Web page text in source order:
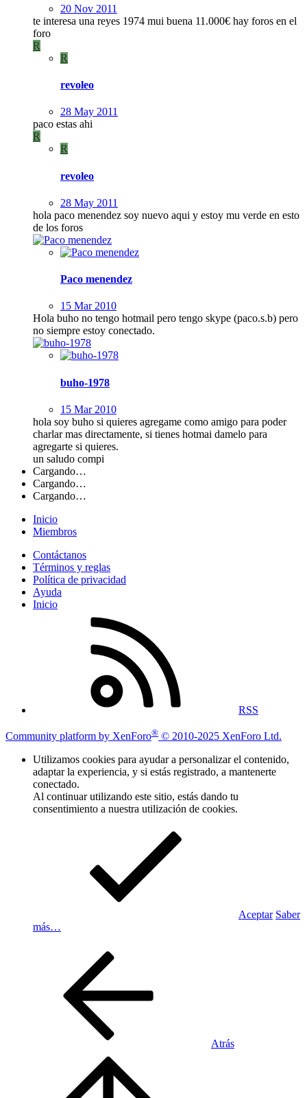
20 Nov 2011
te interesa una reyes 1974 mui buena 11.000€ hay foros en el
foro
R
R
revoleo
28 May 2011
paco estas ahi
R
R
revoleo
28 May 2011
hola paco menendez soy nuevo aqui y estoy mu verde en esto
de los foros
Paco menendez
15 Mar 2010
Hola buho no tengo hotmail pero tengo skype (paco.s.b) pero
no siempre estoy conectado.
buho-1978
15 Mar 2010
hola soy buho si quieres agregame como amigo para poder
charlar mas directamente, si tienes hotmai damelo para
agregarte si quieres.
un saludo compi
Cargando…
Cargando…
Cargando…
Inicio
Miembros
Contáctanos
Términos y reglas
Política de privacidad
Ayuda
Inicio
RSS
Community platform by XenForo® © 2010-2025 XenForo Ltd.
Utilizamos cookies para ayudar a personalizar el contenido,
adaptar la experiencia, y si estás registrado, a mantenerte
conectado.
Al continuar utilizando este sitio, estás dando tu
consentimiento a nuestra utilización de cookies.
Aceptar Saber
más…
Atrás